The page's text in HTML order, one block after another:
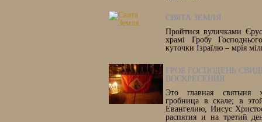
СВЯТА ЗЕМЛЯ
Пройтися вуличками
храмі Гробу
куточки Ізраїлю – мрія
ГРОБ ГОСПОДЕНЬ
ВОСКРЕСЕНИЯ
Это главная святыня
гробница в скале; в
Евангелию, Иисус
распятия и на третий